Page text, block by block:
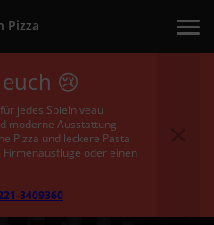
Pizza
😢
jedes Spielniveau
moderne Ausstattung
Pizza und leckere Pasta
oder einen
3409360